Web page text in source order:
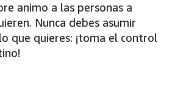
animo a las personas a
Nunca debes asumir
que quieres: ¡toma el control